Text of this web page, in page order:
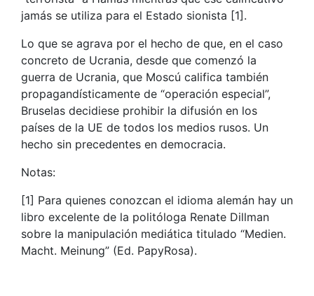
jamás se utiliza para el Estado sionista [1].
Lo que se agrava por el hecho de que, en el caso
concreto de Ucrania, desde que comenzó la
guerra de Ucrania, que Moscú califica también
propagandísticamente de “operación especial”,
Bruselas decidiese prohibir la difusión en los
países de la UE de todos los medios rusos. Un
hecho sin precedentes en democracia.
Notas:
[1] Para quienes conozcan el idioma alemán hay un
libro excelente de la politóloga Renate Dillman
sobre la manipulación mediática titulado “Medien.
Macht. Meinung” (Ed. PapyRosa).